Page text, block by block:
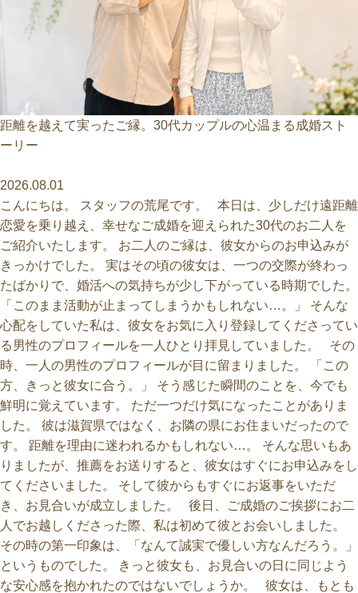
距離を越えて実ったご縁。30代カップルの心温まる成婚スト
ーリー
2026.08.01
こんにちは。 スタッフの荒尾です。 本日は、少しだけ遠距離
恋愛を乗り越え、幸せなご成婚を迎えられた30代のお二人を
ご紹介いたします。 お二人のご縁は、彼女からのお申込みが
きっかけでした。 実はその頃の彼女は、一つの交際が終わっ
たばかりで、婚活への気持ちが少し下がっている時期でした。
「このまま活動が止まってしまうかもしれない…。」 そんな
心配をしていた私は、彼女をお気に入り登録してくださってい
る男性のプロフィールを一人ひとり拝見していました。 その
時、一人の男性のプロフィールが目に留まりました。 「この
方、きっと彼女に合う。」 そう感じた瞬間のことを、今でも
鮮明に覚えています。 ただ一つだけ気になったことがありま
した。 彼は滋賀県ではなく、お隣の県にお住まいだったので
す。 距離を理由に迷われるかもしれない…。 そんな思いもあ
りましたが、推薦をお送りすると、彼女はすぐにお申込みをし
てくださいました。 そして彼からもすぐにお返事をいただ
き、お見合いが成立しました。 後日、ご成婚のご挨拶にお二
人でお越しくださった際、私は初めて彼とお会いしました。
その時の第一印象は、「なんて誠実で優しい方なんだろう。」
というものでした。 きっと彼女も、お見合いの日に同じよう
な安心感を抱かれたのではないでしょうか。 彼女は、もとも